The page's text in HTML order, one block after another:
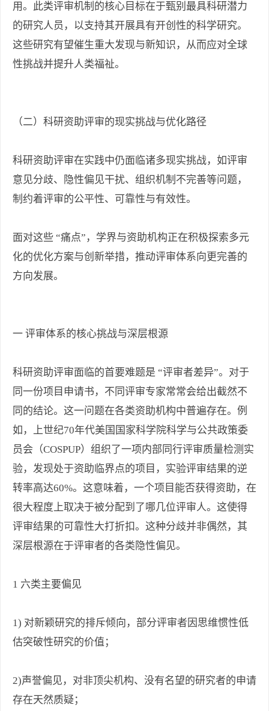
用。此类评审机制的核心目标在于甄别最具科研潜力
的研究人员，以支持其开展具有开创性的科学研究。
这些研究有望催生重大发现与新知识，从而应对全球
性挑战并提升人类福祉。
（二）科研资助评审的现实挑战与优化路径
科研资助评审在实践中仍面临诸多现实挑战，如评审
意见分歧、隐性偏见干扰、组织机制不完善等问题，
制约着评审的公平性、可靠性与有效性。
面对这些 “痛点”，学界与资助机构正在积极探索多元
化的优化方案与创新举措，推动评审体系向更完善的
方向发展。
一 评审体系的核心挑战与深层根源
科研资助评审面临的首要难题是 “评审者差异”。对于
同一份项目申请书，不同评审专家常常会给出截然不
同的结论。这一问题在各类资助机构中普遍存在。例
如，上世纪70年代美国国家科学院科学与公共政策委
员会（COSPUP）组织了一项内部同行评审质量检测实
验，发现处于资助临界点的项目，实验评审结果的逆
转率高达60%。这意味着，一个项目能否获得资助，在
很大程度上取决于被分配到了哪几位评审人。这使得
评审结果的可靠性大打折扣。这种分歧并非偶然，其
深层根源在于评审者的各类隐性偏见。
1 六类主要偏见
1) 对新颖研究的排斥倾向，部分评审者因思维惯性低
估突破性研究的价值；
2)声誉偏见，对非顶尖机构、没有名望的研究者的申请
存在天然质疑；